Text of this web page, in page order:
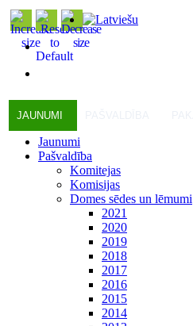
JAUNUMI
Jaunumi
Pašvaldība
Komitejas
Komisijas
Domes sēdes un lēmumi
2021
2020
2019
2018
2017
2016
2015
2014